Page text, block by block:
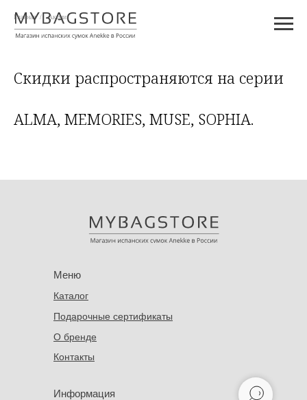
Главная / Акции
Скидки распространяются на серии
ALMA, MEMORIES, MUSE, SOPHIA.
Каталог
Подарочные сертификаты
О бренде
Контакты
Меню
Информация